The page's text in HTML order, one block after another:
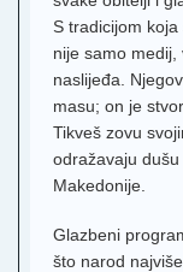
S tradicijom
nije samo
naslijeđa.
masu; on je
Tikveš zovu
odražavaju
Makedonije.
Glazbeni
što narod